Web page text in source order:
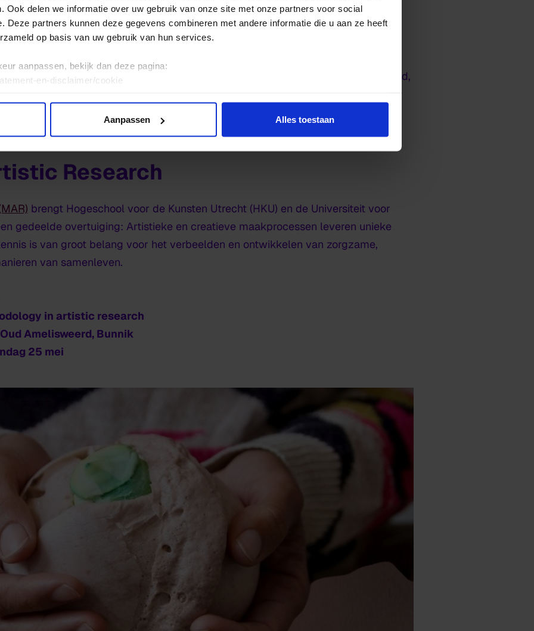
Ook delen we informatie over uw gebruik van onze site met onze partners voor social
Deze partners kunnen deze gegevens combineren met andere informatie die u aan ze heeft
op basis van uw gebruik van hun services.
aanpassen, bekijk dan deze pagina:
en-disclaimer/cookie
Aanpassen Alles toestaan
van de experimenten die Marloeke tijdens haar onderzoek heeft ontwikkeld,
Zo ontvouwt zich een relationele, tijdsgebonden, belichaamde
zorg en ethiek meespelen. Deze vragen worden opgeroepen binnen het
in het kunstwerk.
Research
brengt Hogeschool voor de Kunsten Utrecht (HKU) en de Universiteit voor
gedeelde overtuiging: Artistieke en creatieve maakprocessen leveren unieke
is van groot belang voor het verbeelden en ontwikkelen van zorgzame,
van samenleven.
in artistic research
Amelisweerd, Bunnik
25 mei